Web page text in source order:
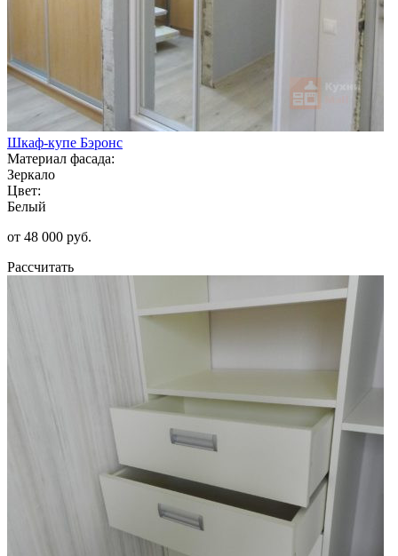
Шкаф-купе Бэронс
Материал фасада:
Зеркало
Цвет:
Белый
от 48 000 руб.
Рассчитать